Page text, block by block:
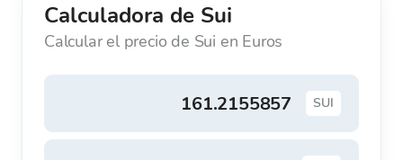
Calculadora de Sui
Calcular el precio de Sui en Euros
SUI